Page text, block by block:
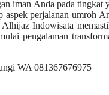
iman Anda pada
perjalanan umroh
Indowisata
pengalaman